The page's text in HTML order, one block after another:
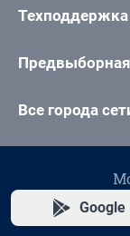
Техподдержка
Предвыборная
Все города
Google